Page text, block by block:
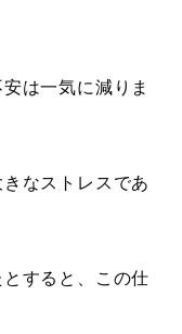
は一気に減りま
なストレスであ
すると、この仕